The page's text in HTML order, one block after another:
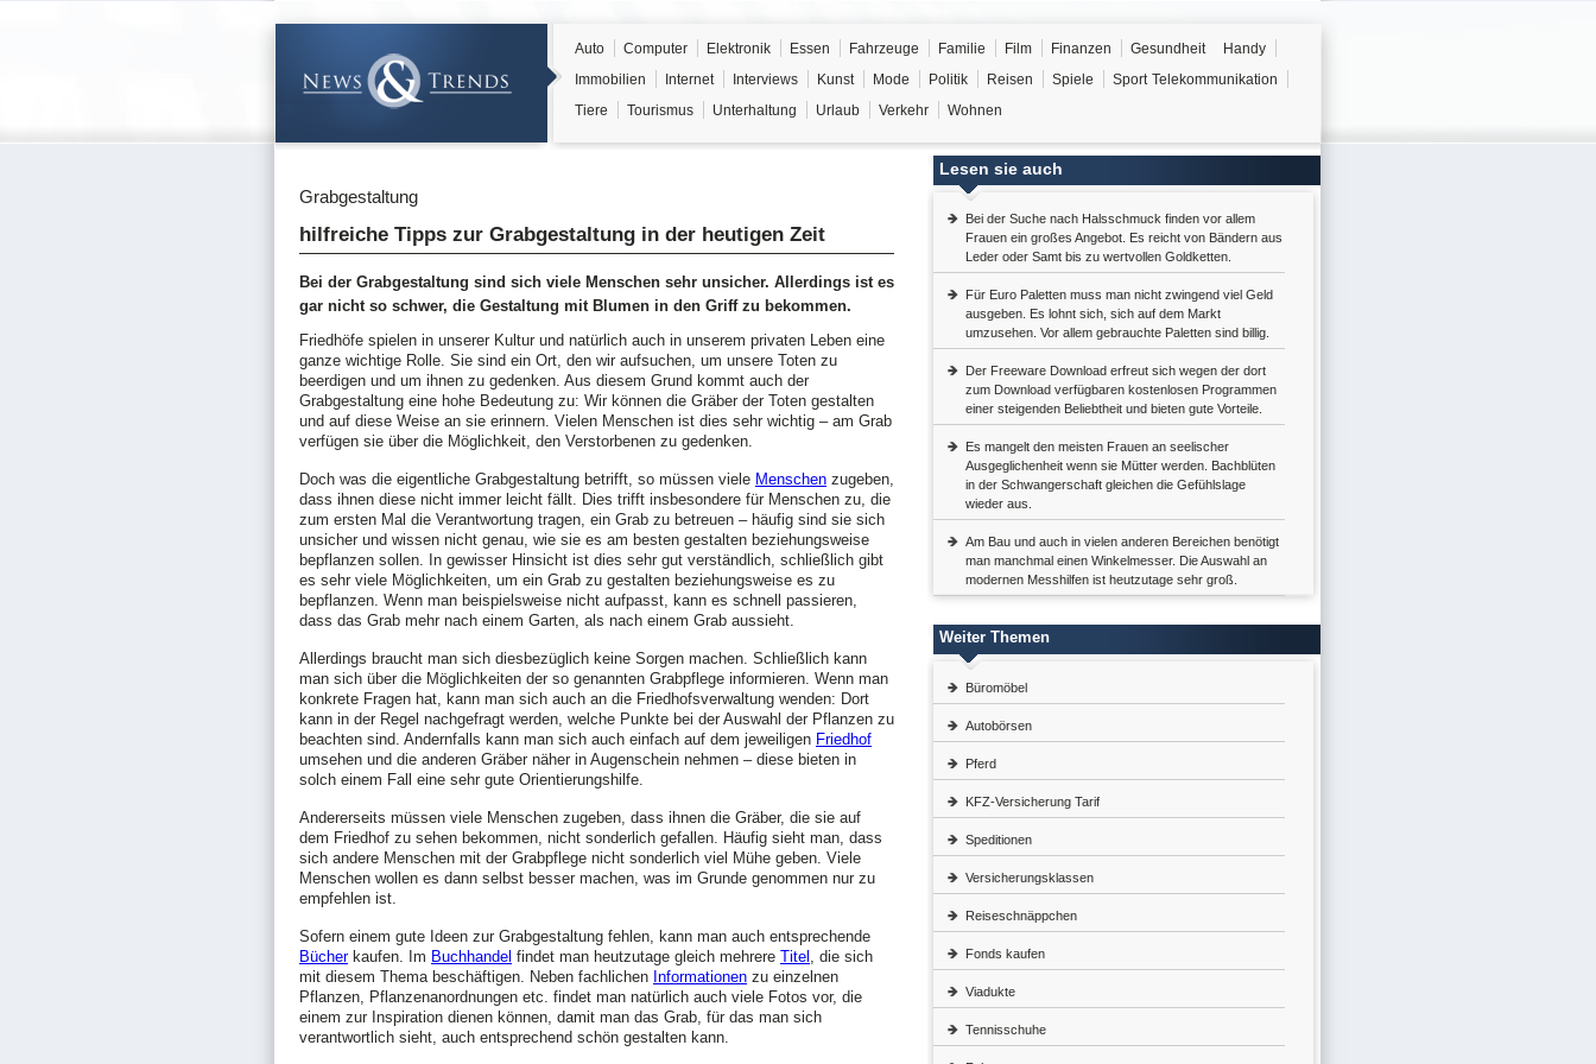
Auto Computer Elektronik Essen Fahrzeuge Familie Film Finanzen Gesundheit
Handy
Immobilien
Internet Interviews Kunst Mode Politik Reisen Spiele Sport Telekommunikation
Tiere
Tourismus Unterhaltung Urlaub Verkehr Wohnen
Grabgestaltung
hilfreiche Tipps zur Grabgestaltung in der heutigen Zeit
Bei der Grabgestaltung sind sich viele Menschen sehr unsicher. Allerdings ist es
gar nicht so schwer, die Gestaltung mit Blumen in den Griff zu bekommen.
Friedhöfe spielen in unserer Kultur und natürlich auch in unserem privaten Leben eine
ganze wichtige Rolle. Sie sind ein Ort, den wir aufsuchen, um unsere Toten zu
beerdigen und um ihnen zu gedenken. Aus diesem Grund kommt auch der
Grabgestaltung eine hohe Bedeutung zu: Wir können die Gräber der Toten gestalten
und auf diese Weise an sie erinnern. Vielen Menschen ist dies sehr wichtig – am Grab
verfügen sie über die Möglichkeit, den Verstorbenen zu gedenken.
Doch was die eigentliche Grabgestaltung betrifft, so müssen viele Menschen zugeben,
dass ihnen diese nicht immer leicht fällt. Dies trifft insbesondere für Menschen zu, die
zum ersten Mal die Verantwortung tragen, ein Grab zu betreuen – häufig sind sie sich
unsicher und wissen nicht genau, wie sie es am besten gestalten beziehungsweise
bepflanzen sollen. In gewisser Hinsicht ist dies sehr gut verständlich, schließlich gibt
es sehr viele Möglichkeiten, um ein Grab zu gestalten beziehungsweise es zu
bepflanzen. Wenn man beispielsweise nicht aufpasst, kann es schnell passieren,
dass das Grab mehr nach einem Garten, als nach einem Grab aussieht.
Allerdings braucht man sich diesbezüglich keine Sorgen machen. Schließlich kann
man sich über die Möglichkeiten der so genannten Grabpflege informieren. Wenn man
konkrete Fragen hat, kann man sich auch an die Friedhofsverwaltung wenden: Dort
kann in der Regel nachgefragt werden, welche Punkte bei der Auswahl der Pflanzen zu
beachten sind. Andernfalls kann man sich auch einfach auf dem jeweiligen Friedhof
umsehen und die anderen Gräber näher in Augenschein nehmen – diese bieten in
solch einem Fall eine sehr gute Orientierungshilfe.
Andererseits müssen viele Menschen zugeben, dass ihnen die Gräber, die sie auf
dem Friedhof zu sehen bekommen, nicht sonderlich gefallen. Häufig sieht man, dass
sich andere Menschen mit der Grabpflege nicht sonderlich viel Mühe geben. Viele
Menschen wollen es dann selbst besser machen, was im Grunde genommen nur zu
empfehlen ist.
Sofern einem gute Ideen zur Grabgestaltung fehlen, kann man auch entsprechende
Bücherkaufen. Im Buchhandel findet man heutzutage gleich mehrere Titel , die sich
mit diesem Thema beschäftigen. Neben fachlichen Informationen zu einzelnen
Pflanzen, Pflanzenanordnungen etc. findet man natürlich auch viele Fotos vor, die
einem zur Inspiration dienen können, damit man das Grab, für das man sich
verantwortlich sieht, auch entsprechend schön gestalten kann.
Lesen sie auch
Bei der Suche nach Halsschmuck finden vor allem
Frauen ein großes Angebot. Es reicht von Bändern aus
Leder oder Samt bis zu wertvollen Goldketten.
Für Euro Paletten muss man nicht zwingend viel Geld
ausgeben. Es lohnt sich, sich auf dem Markt
umzusehen. Vor allem gebrauchte Paletten sind billig.
Der Freeware Download erfreut sich wegen der dort
zum Download verfügbaren kostenlosen Programmen
einer steigenden Beliebtheit und bieten gute Vorteile.
Es mangelt den meisten Frauen an seelischer
Ausgeglichenheit wenn sie Mütter werden. Bachblüten
in der Schwangerschaft gleichen die Gefühlslage
wieder aus.
Am Bau und auch in vielen anderen Bereichen benötigt
man manchmal einen Winkelmesser. Die Auswahl an
modernen Messhilfen ist heutzutage sehr groß.
Weiter Themen
Büromöbel
Autobörsen
Pferd
KFZ-Versicherung Tarif
Speditionen
Versicherungsklassen
Reiseschnäppchen
Fonds kaufen
Viadukte
Tennisschuhe